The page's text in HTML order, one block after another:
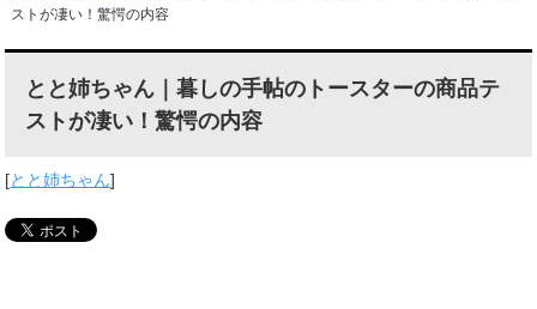
ストが凄い！驚愕の内容
とと姉ちゃん｜暮しの手帖のトースターの商品テ
ストが凄い！驚愕の内容
[とと姉ちゃん]